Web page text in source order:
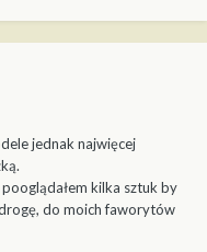
jednak najwięcej
kilka sztuk by
do moich faworytów